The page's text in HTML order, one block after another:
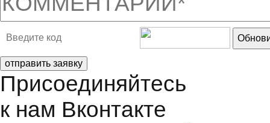
отправить заявку
Присоединяйтесь
к нам Вконтакте